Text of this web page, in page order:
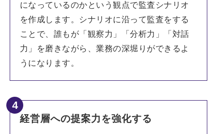
になっているのかという観点で監査シナリオ
を作成します。シナリオに沿って監査をする
ことで、誰もが「観察力」「分析力」「対話
力」を磨きながら、業務の深堀りができるよ
うになります。
4
経営層への提案力を強化する